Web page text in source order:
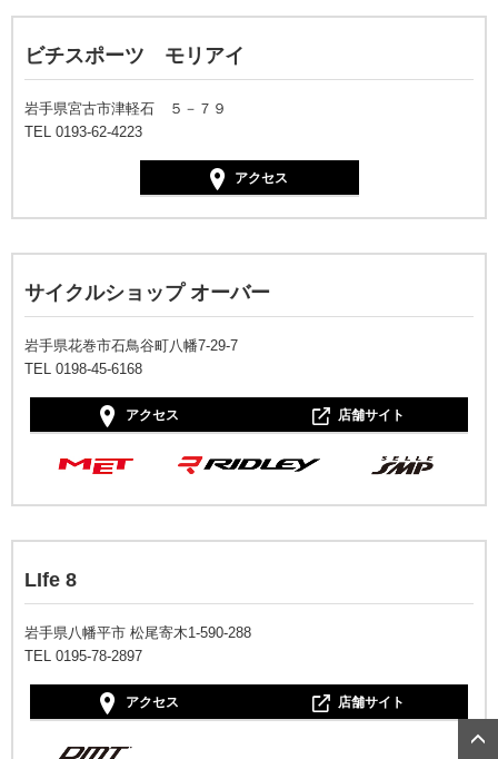
ビチスポーツ モリアイ
岩手県宮古市津軽石 ５－７９
TEL 0193-62-4223
アクセス
サイクルショップ オーバー
岩手県花巻市石鳥谷町八幡7-29-7
TEL 0198-45-6168
アクセス 店舗サイト
LIfe 8
岩手県八幡平市 松尾寄木1-590-288
TEL 0195-78-2897
アクセス 店舗サイト